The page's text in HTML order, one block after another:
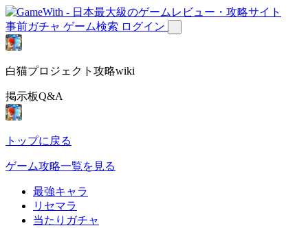
事前ガチャ ゲーム検索 ログイン
白猫プロジェクト攻略wiki
掲示板Q&A
トップに戻る
ゲーム攻略一覧を見る
最強キャラ
リセマラ
当たりガチャ